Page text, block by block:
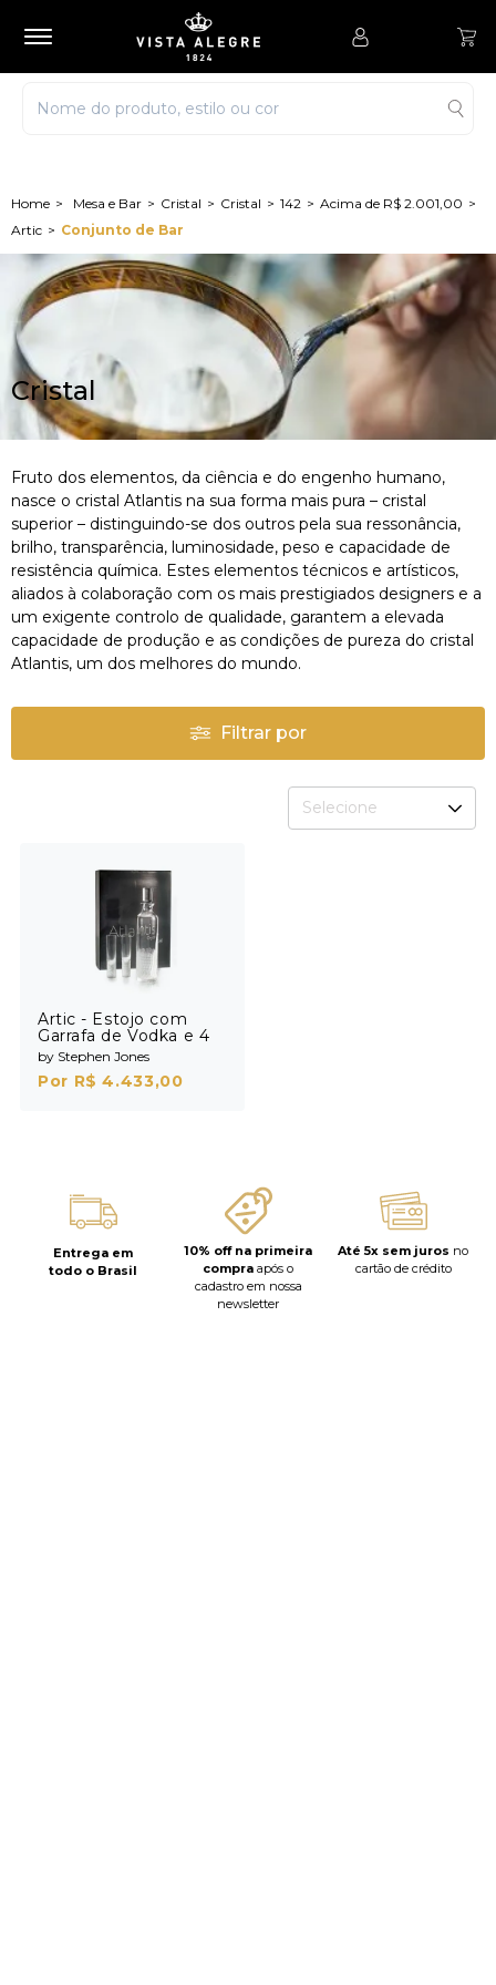
Mesa e Bar Cristal Cristal 142
Acima de R$ 2.001,00
Artic
Conjunto de Bar
Cristal
Fruto dos elementos, da ciência e do engenho humano,
nasce o cristal Atlantis na sua forma mais pura – cristal
superior – distinguindo-se dos outros pela sua ressonância,
brilho, transparência, luminosidade, peso e capacidade de
resistência química. Estes elementos técnicos e artísticos,
aliados à colaboração com os mais prestigiados designers e a
um exigente controlo de qualidade, garantem a elevada
capacidade de produção e as condições de pureza do cristal
Atlantis, um dos melhores do mundo.
Filtrar por
Selecione
Artic - Estojo com
Garrafa de Vodka e 4
Shots
by Stephen Jones
Por R$ 4.433,00
Entrega em
todo o Brasil
10% off na primeira
compra após o
cadastro em nossa
newsletter
Até 5x sem juros no
cartão de crédito